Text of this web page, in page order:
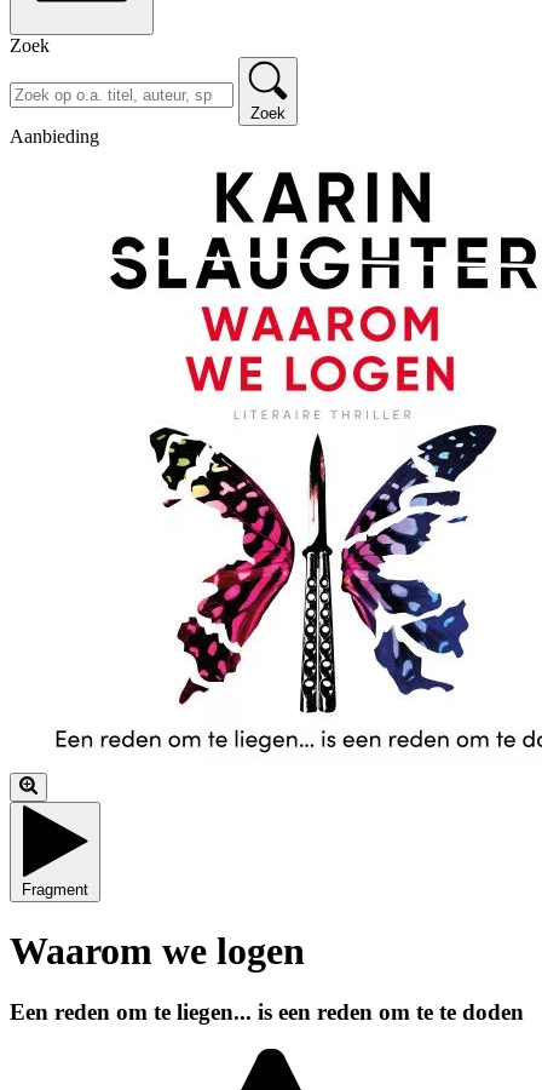
Zoek
Zoek
Aanbieding
Fragment
Waarom we logen
Een reden om te liegen... is een reden om te te doden